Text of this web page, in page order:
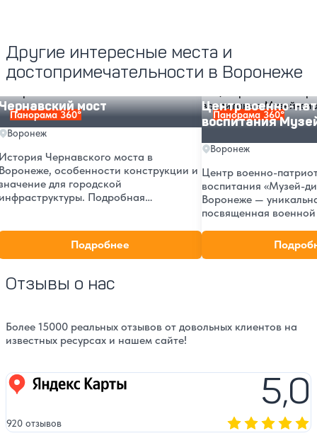
Другие интересные места и
достопримечательности в Воронеже
Панорама 360°
мост
Воронеж
Чернавского моста в
особенности конструкции и
для городской
Подробная
о знаменитом долгострое.
Подробнее
Панорама 360°
Центр военно-
воспитания
Воронеж
Центр военно-
воспитания «Музей-
Воронеже —
посвященная
о выставках,
работы.
Отзывы о нас
Более 15000 реальных отзывов от довольных клиентов на
известных ресурсах и нашем сайте!
Яндекс карты 5,0
920 отзывов